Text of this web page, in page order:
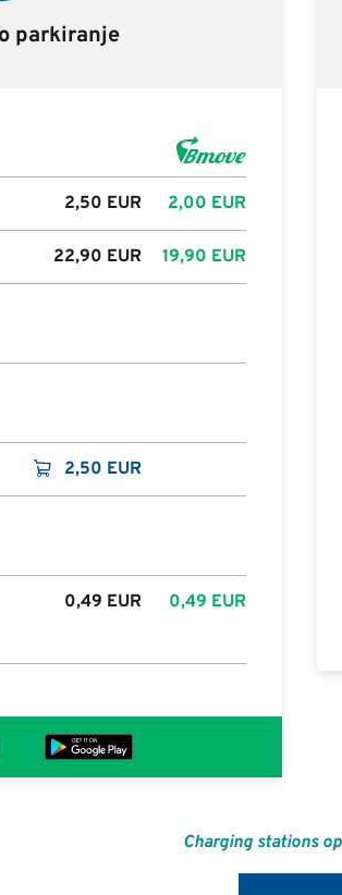
parkiranje
2,50 EUR 2,00 EUR
22,90 EUR 19,90 EUR
2,50 EUR
0,49 EUR 0,49 EUR
Charging stations